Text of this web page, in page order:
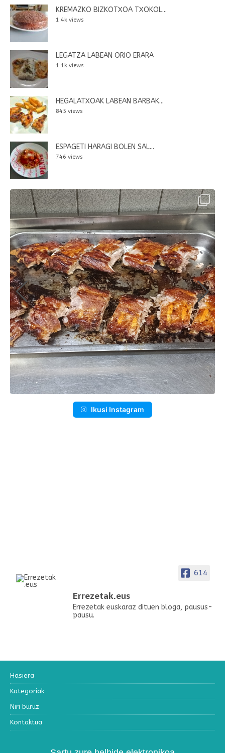
KREMAZKO BIZKOTXOA TXOKOL...
1.4k views
LEGATZA LABEAN ORIO ERARA
1.1k views
HEGALATXOAK LABEAN BARBAK...
845 views
ESPAGETI HARAGI BOLEN SAL...
746 views
Ikusi Instagram
614
Errezetak.eus
Errezetak euskaraz dituen bloga, pausus-
pausu.
Hasiera
Kategoriak
Niri buruz
Kontaktua